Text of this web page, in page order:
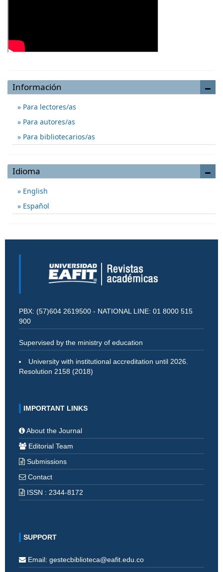
Información
Para lectores/as
Para autores/as
Para bibliotecarios/as
Idioma
English
Español
PBX: (57)604 2619500 - NATIONAL LINE: 01 8000 515
900
Supervised by the ministry of education
University with institutional accreditation until 2026.
Resolution 2158 (2018)
IMPORTANT LINKS
About the Journal
Editorial Team
Submissions
Contact
ISSN : 2344-8172
SUPPORT
Email: gestecbiblioteca@eafit.edu.co